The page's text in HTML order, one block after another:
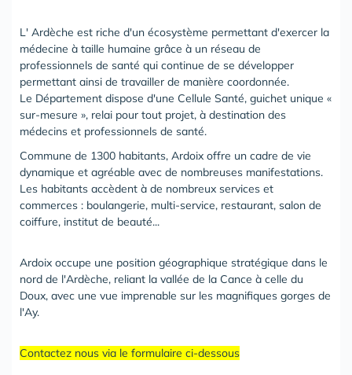
L' Ardèche est riche d'un écosystème permettant d'exercer la
médecine à taille humaine grâce à un réseau de
professionnels de santé qui continue de se développer
permettant ainsi de travailler de manière coordonnée.
Le Département dispose d'une Cellule Santé, guichet unique «
sur-mesure », relai pour tout projet, à destination des
médecins et professionnels de santé.
Commune de 1300 habitants, Ardoix offre un cadre de vie
dynamique et agréable avec de nombreuses manifestations.
Les habitants accèdent à de nombreux services et
commerces : boulangerie, multi-service, restaurant, salon de
coiffure, institut de beauté...
Ardoix occupe une position géographique stratégique dans le
nord de l'Ardèche, reliant la vallée de la Cance à celle du
Doux, avec une vue imprenable sur les magnifiques gorges de
l'Ay.
Contactez nous via le formulaire ci-dessous